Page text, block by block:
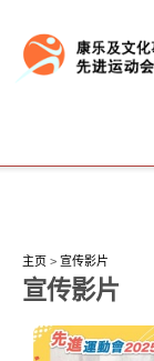
主页 > 宣传影片
宣传影片